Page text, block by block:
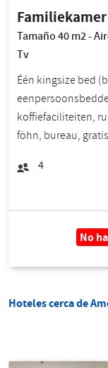
Familiekamer
Tamaño 40 m2 -
Tv
Één kingsize bed
koffiefaciliteiten,
föhn, bureau,
4
No
Hoteles cerca de